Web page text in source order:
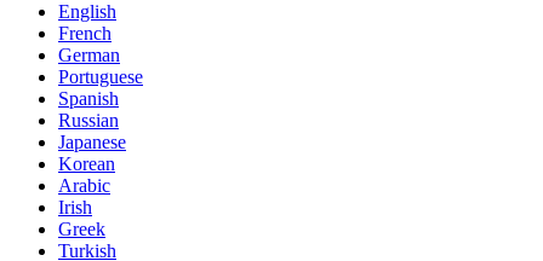
English
French
German
Portuguese
Spanish
Russian
Japanese
Korean
Arabic
Irish
Greek
Turkish